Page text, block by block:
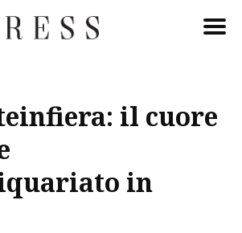
il cuore
in